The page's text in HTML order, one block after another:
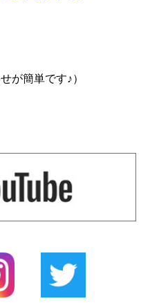
が簡単です♪）